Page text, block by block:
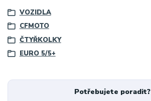
VOZIDLA
CFMOTO
ČTYŘKOLKY
EURO 5/5+
Potřebujete poradit?